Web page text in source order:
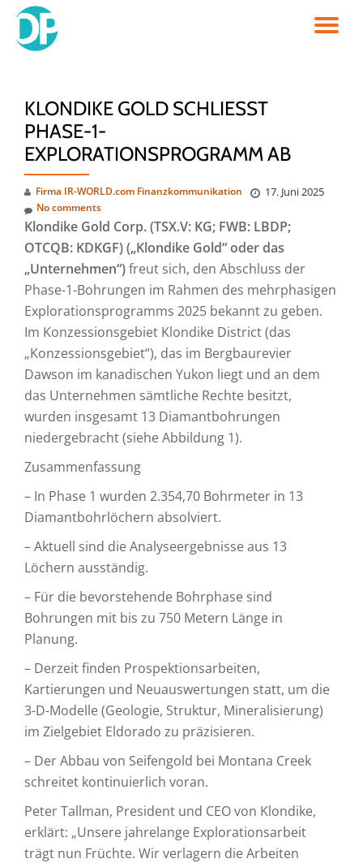
Skip
KLONDIKE GOLD SCHLIESST P
HASE-1-E
XPLORATIONSPROGRAMM AB
Firma IR-WORLD.com Finanzkommunikation 17. Juni 2025
No comments
Klondike Gold Corp. (TSX.V: KG; FWB: LBDP;
OTCQB: KDKGF) („Klondike Gold“ oder das
„Unternehmen“)freut sich, den Abschluss der
Phase-1-Bohrungen im Rahmen des mehrphasigen
Explorationsprogramms 2025 bekannt zu geben.
Im Konzessionsgebiet Klondike District (das
„Konzessionsgebiet“), das im Bergbaurevier
Dawson im kanadischen Yukon liegt und an dem
das Unternehmen sämtliche Rechte besitzt,
wurden insgesamt 13 Diamantbohrungen
niedergebracht (siehe Abbildung 1).
Zusammenfassung
– In Phase 1 wurden 2.354,70 Bohrmeter in 13
Diamantbohrlöchern absolviert.
– Aktuell sind die Analyseergebnisse aus 13
Löchern ausständig.
– Für die bevorstehende Bohrphase sind
Bohrungen mit bis zu 750 Metern Länge in
Planung.
– Derzeit finden Prospektionsarbeiten,
Kartierungen und Neuauswertungen statt, um die
3-D-Modelle (Geologie, Struktur, Mineralisierung)
im Zielgebiet Eldorado zu präzisieren.
– Der Abbau von Seifengold bei Montana Creek
schreitet kontinuierlich voran.
Peter Tallman, President und CEO von Klondike,
erklärt: „Unsere jahrelange Explorationsarbeit
trägt nun Früchte. Wir verlagern die Arbeiten